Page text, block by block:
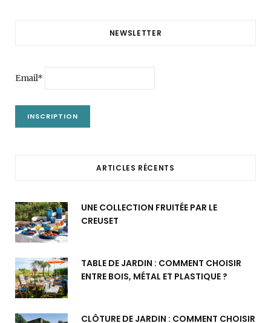
NEWSLETTER
Email*
ARTICLES RÉCENTS
UNE COLLECTION FRUITÉE PAR LE
CREUSET
TABLE DE JARDIN : COMMENT CHOISIR
ENTRE BOIS, MÉTAL ET PLASTIQUE ?
CLÔTURE DE JARDIN : COMMENT CHOISIR